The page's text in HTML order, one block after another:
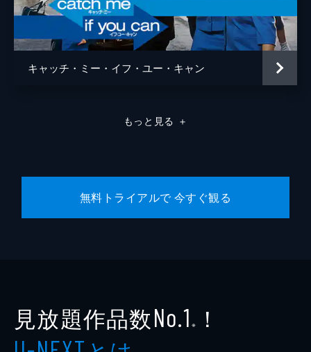
キャッチ・ミー・イフ・ユー・キャン
もっと見る ＋
無料トライアルで 今すぐ観る
見放題作品数No.1 ※ ！